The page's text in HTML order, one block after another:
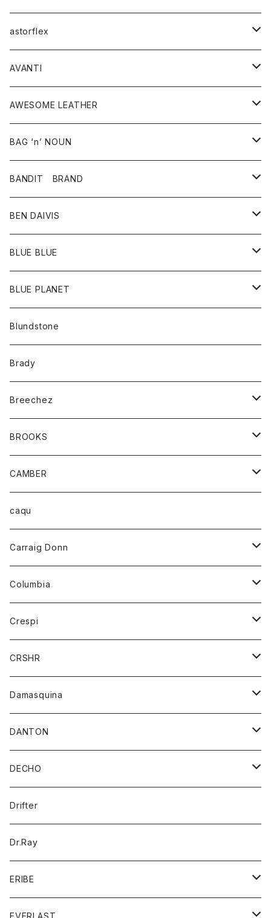
スカート
バッグ
シューズ
アクセサリー
その他雑貨
コート
ジャケット
トップス
ベスト
シャツ
ワンピース
ボトム
スカート
パンツ
グッズ
靴
アクセサリー
ウォレット
バッグ
astorflex
グッズ
靴
AVANTI
シャツ
AWESOME LEATHER
アウター
革ジャケット
BAG ‘n’ NOUN
アクセサリー
バッグ
ポーチ
BANDIT BRAND
トップス
Ｔシャツ
BEN DAIVIS
ポトム
パンツ
BLUE BLUE
アウター
カーディガン
コート
アクセサリー
バッグ
ベルト
キッズ
Tシャツ
グッズ
アンダーウェアー
カードホルダー
チーフ
バンダナ
トップス
カーディガン
トレーナー
パーカー
ボトム
オーバーオール
ショートパンツ
レディース
オーバーオール
カーディガン
Tシャツ
パーカー
BLUE PLANET
サングラス
Blundstone
Brady
Breechez
シャツ
BROOKS
グッズ
靴
CAMBER
トップス
ハーフスリーブTシャツ
caqu
Carraig Donn
ニット
Columbia
アウター
ジャケット
Crespi
ジャケット
ワンピース
ブラウス
CRSHR
キャップ
Damasquina
ウォレット
カードケース
バッグ
DANTON
アウター
コート
ジャケット
アクセサリー
バッグ
キッズ
シャツ
Tシャツ
グッズ
帽子
トップス
DECHO
帽子
Drifter
Dr.Ray
ERIBE
ニット
EVERLAST